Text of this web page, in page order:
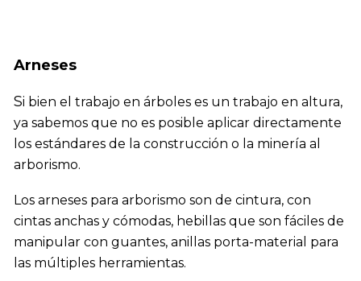
Arneses
Si bien el trabajo en árboles es un trabajo en altura,
ya sabemos que no es posible aplicar directamente
los estándares de la construcción o la minería al
arborismo.
Los arneses para arborismo son de cintura, con
cintas anchas y cómodas, hebillas que son fáciles de
manipular con guantes, anillas porta-material para
las múltiples herramientas.